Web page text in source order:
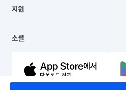
상품, 상품정보, 거래에 관한 의무와 책임은
언론 보도 관련 문의:
© 유한회사 미소. Miso, Inc. All Rights
이사
지원
이용약관
문의하기
소셜
유튜브